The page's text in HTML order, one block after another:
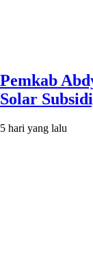
Pemkab
Solar
5 hari yang lalu